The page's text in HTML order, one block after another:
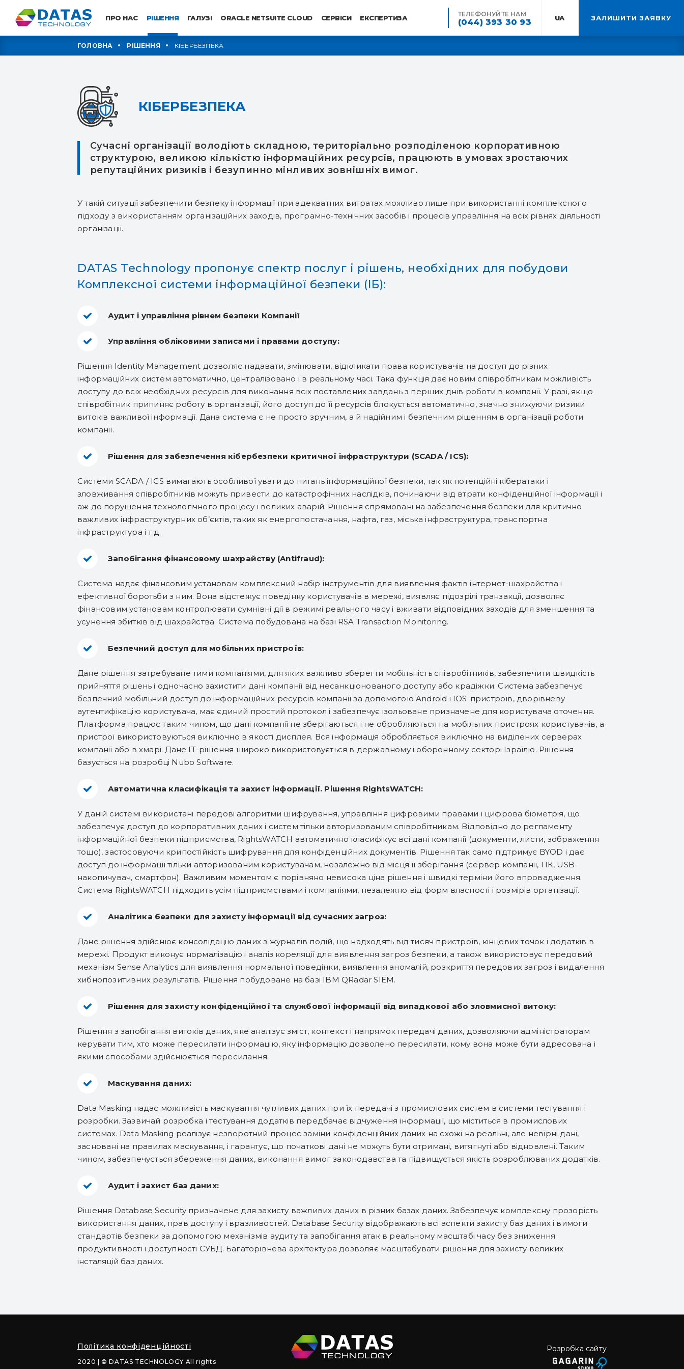
ПРО НАС РІШЕННЯ ГАЛУЗІ ORACLE NETSUITE CLOUD СЕРВІСИ ЕКСПЕРТИЗА ТЕЛЕФОНУЙТЕ НАМ
(044) 393 30 93 UA: ЗАЛИШИТИ ЗАЯВКУ
ГОЛОВНА РІШЕННЯ КІБЕРБЕЗПЕКА
КІБЕРБЕЗПЕКА
Сучасні організації володіють складною, територіально розподіленою корпоративною
структурою, великою кількістю інформаційних ресурсів, працюють в умовах зростаючих
репутаційних ризиків і безупинно мінливих зовнішніх вимог.
У такій ситуації забезпечити безпеку інформації при адекватних витратах можливо лише при використанні комплексного
підходу з використанням організаційних заходів, програмно-технічних засобів і процесів управління на всіх рівнях діяльності
організації.
DATAS Technology пропонує спектр послуг і рішень, необхідних для побудови
Комплексної системи інформаційної безпеки (ІБ):
Аудит і управління рівнем безпеки Компанії
Управління обліковими записами і правами доступу:
Рішення Identity Management дозволяє надавати, змінювати, відкликати права користувачів на доступ до різних
інформаційних систем автоматично, централізовано і в реальному часі. Така функція дає новим співробітникам можливість
доступу до всіх необхідних ресурсів для виконання всіх поставлених завдань з перших днів роботи в компанії. У разі, якщо
співробітник припиняє роботу в організації, його доступ до її ресурсів блокується автоматично, значно знижуючи ризики
витоків важливої ​​інформації. Дана система є не просто зручним, а й надійним і безпечним рішенням в організації роботи
компанії.
Рішення для забезпечення кібербезпеки критичної інфраструктури (SCADA / ICS):
Системи SCADA / ICS вимагають особливої ​​уваги до питань інформаційної безпеки, так як потенційні кібератаки і
зловживання співробітників можуть привести до катастрофічних наслідків, починаючи від втрати конфіденційної інформації і
аж до порушення технологічного процесу і великих аварій. Рішення спрямовані на забезпечення безпеки для критично
важливих інфраструктурних об’єктів, таких як енергопостачання, нафта, газ, міська інфраструктура, транспортна
інфраструктура і т.д.
Запобігання фінансовому шахрайству (Antifraud):
Система надає фінансовим установам комплексний набір інструментів для виявлення фактів інтернет-шахрайства і
ефективної боротьби з ним. Вона відстежує поведінку користувачів в мережі, виявляє підозрілі транзакції, дозволяє
фінансовим установам контролювати сумнівні дії в режимі реального часу і вживати відповідних заходів для зменшення та
усунення збитків від шахрайства. Система побудована на базі RSA Transaction Monitoring.
Безпечний доступ для мобільних пристроїв:
Дане рішення затребуване тими компаніями, для яких важливо зберегти мобільність співробітників, забезпечити швидкість
прийняття рішень і одночасно захистити дані компанії від несанкціонованого доступу або крадіжки. Система забезпечує
безпечний мобільний доступ до інформаційних ресурсів компанії за допомогою Android і IOS-пристроїв, дворівневу
аутентифікацію користувача, має єдиний простий протокол і забезпечує ізольоване призначене для користувача оточення.
Платформа працює таким чином, що дані компанії не зберігаються і не обробляються на мобільних пристроях користувачів, а
пристрої використовуються виключно в якості дисплея. Вся інформація обробляється виключно на виділених серверах
компанії або в хмарі. Дане ІТ-рішення широко використовується в державному і оборонному секторі Ізраїлю. Рішення
базується на розробці Nubo Software.
Автоматична класифікація та захист інформації. Рішення RightsWATCH:
У даній системі використані передові алгоритми шифрування, управління цифровими правами і цифрова біометрія, що
забезпечує доступ до корпоративних даних і систем тільки авторизованим співробітникам. Відповідно до регламенту
інформаційної безпеки підприємства, RightsWATCH автоматично класифікує всі дані компанії (документи, листи, зображення
тощо), застосовуючи крипостійкість шифрування для конфіденційних документів. Рішення так само підтримує BYOD і дає
доступ до інформації тільки авторизованим користувачам, незалежно від місця її зберігання (сервер компанії, ПК, USB-
накопичувач, смартфон). Важливим моментом є порівняно невисока ціна рішення і швидкі терміни його впровадження.
Система RightsWATCH підходить усім підприємствами і компаніями, незалежно від форм власності і розмірів організації.
Аналітика безпеки для захисту інформації від сучасних загроз:
Дане рішення здійснює консолідацію даних з журналів подій, що надходять від тисяч пристроїв, кінцевих точок і додатків в
мережі. Продукт виконує нормалізацію і аналіз кореляції для виявлення загроз безпеки, а також використовує передовий
механізм Sense Analytics для виявлення нормальної поведінки, виявлення аномалій, розкриття передових загроз і видалення
хибнопозитивних результатів. Рішення побудоване на базі IBM QRadar SIEM.
Рішення для захисту конфіденційної та службової інформації від випадкової або зловмисної витоку:
Рішення з запобігання витоків даних, яке аналізує зміст, контекст і напрямок передачі даних, дозволяючи адміністраторам
керувати тим, хто може пересилати інформацію, яку інформацію дозволено пересилати, кому вона може бути адресована і
якими способами здійснюється пересилання.
Маскування даних:
Data Masking надає можливість маскування чутливих даних при їх передачі з промислових систем в системи тестування і
розробки. Зазвичай розробка і тестування додатків передбачає відчуження інформації, що міститься в промислових
системах. Data Masking реалізує незворотний процес заміни конфіденційних даних на схожі на реальні, але невірні дані,
засновані на правилах маскування, і гарантує, що початкові дані не можуть бути отримані, витягнуті або відновлені. Таким
чином, забезпечується збереження даних, виконання вимог законодавства та підвищується якість розроблюваних додатків.
Аудит і захист баз даних:
Рішення Database Security призначене для захисту важливих даних в різних базах даних. Забезпечує комплексну прозорість
використання даних, прав доступу і вразливостей. Database Security відображають всі аспекти захисту баз даних і вимоги
стандартів безпеки за допомогою механізмів аудиту та запобігання атак в реальному масштабі часу без зниження
продуктивності і доступності СУБД. Багаторівнева архітектура дозволяє масштабувати рішення для захисту великих
інсталяцій баз даних.
Політика конфіденційності
2020 | © DATAS TECHNOLOGY All rights
Розробка сайту